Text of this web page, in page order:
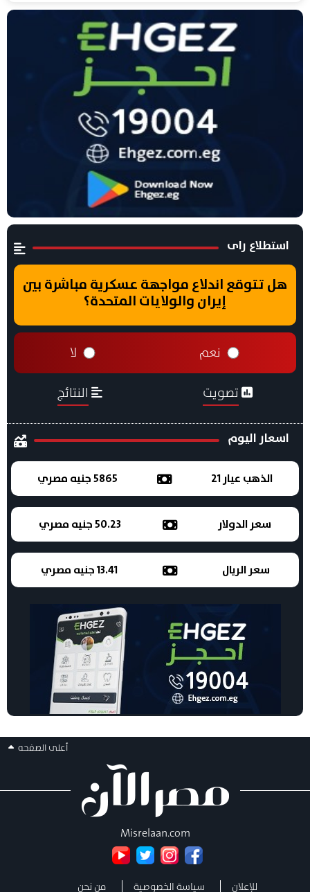
استطلاع راى
هل تتوقع اندلاع مواجهة عسكرية مباشرة بين
إيران والولايات المتحدة؟
نعم لا
تصويت النتائج
اسعار اليوم
الذهب عيار 21 5865 جنيه مصري
سعر الدولار 50.23 جنيه مصري
سعر الريال 13.41 جنيه مصري
أعلى الصفحه
Misrelaan.com
للإعلان سياسة الخصوصية من نحن